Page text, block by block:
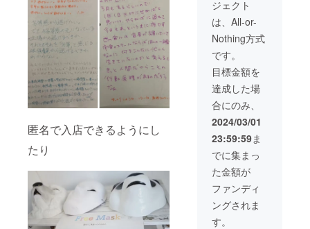
匿名で入店できるようにし
たり
その他
事前相
談の
上、決
てくだ
さい。
※事前の
相談方
法：ご
支援時
にいた
だいた
メール
アドレ
スへ
メール
させて
いただ
内の公
共的な
営業中
に実施
す。 ※
なんら
かのご
事情で
逃げBar
への来
しい場
合はオ
ンライ
ンでも
対応可
能で
す。 ※
e/n/n2d
164129
5b68 そ
れぞれ
せてど
のよう
なテー
マ、
ジャン
ルでも
できる
限り調
整しま
すので
事前打
ち合わ
せ時に
す。 ・
コンセ
プトデ
ザイン
イティ
ング ・
ブラン
ドデザ
イン ・
企画ブ
レスト
(内容は
問いま
せん) ・
イベン
ト/演出
企画 ・
ジェクト
は、All-or-
Nothing方式
です。
目標金額を
達成した場
合にのみ、
2024/03/01
23:59:59ま
でに集まっ
た金額が
ファンディ
ングされま
す。